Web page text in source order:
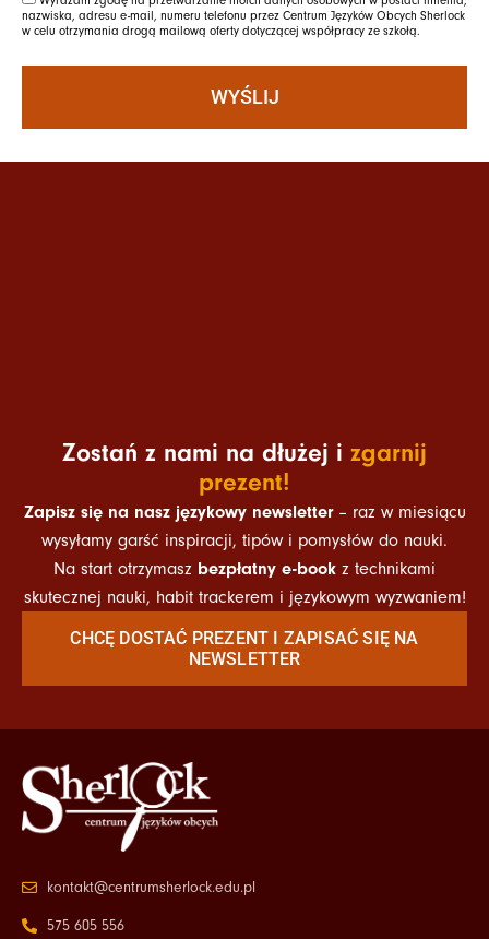
nazwiska, adresu e-mail, numeru telefonu przez Centrum Języków Obcych Sherlock
w celu otrzymania drogą mailową oferty dotyczącej współpracy ze szkołą.
WYŚLIJ
Zostań z nami na dłużej i zgarnij
prezent!
Zapisz się na nasz językowy newsletter– raz w miesiącu
wysyłamy garść inspiracji, tipów i pomysłów do nauki.
Na start otrzymasz bezpłatny e-book z technikami
skutecznej nauki, habit trackerem i językowym wyzwaniem!
CHCĘ DOSTAĆ PREZENT I ZAPISAĆ SIĘ NA
NEWSLETTER
kontakt@centrumsherlock.edu.pl
575 605 556